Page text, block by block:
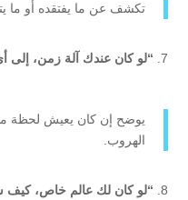
تكشف عن ما يفتقده أو ما
“لو كان عندك آلة زمن، إلى
يوضح إن كان يعيش لحظة
الهروب.
“لو كان لك عالم خاص، كيف